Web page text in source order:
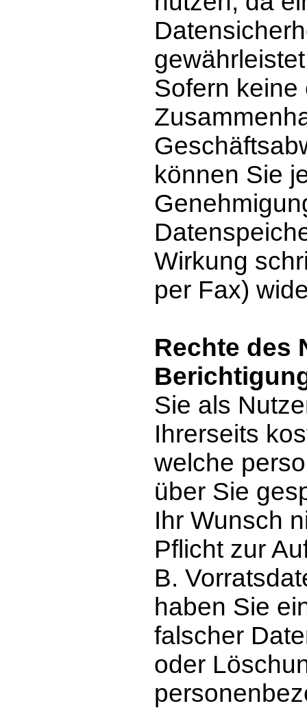
Sofern keine
können Sie
Wirkung
per Fax)
Rechte des
Sie als
Ihrerseits
welche
über Sie
Ihr Wunsch
Pflicht zur
B.
haben Sie
falscher
oder